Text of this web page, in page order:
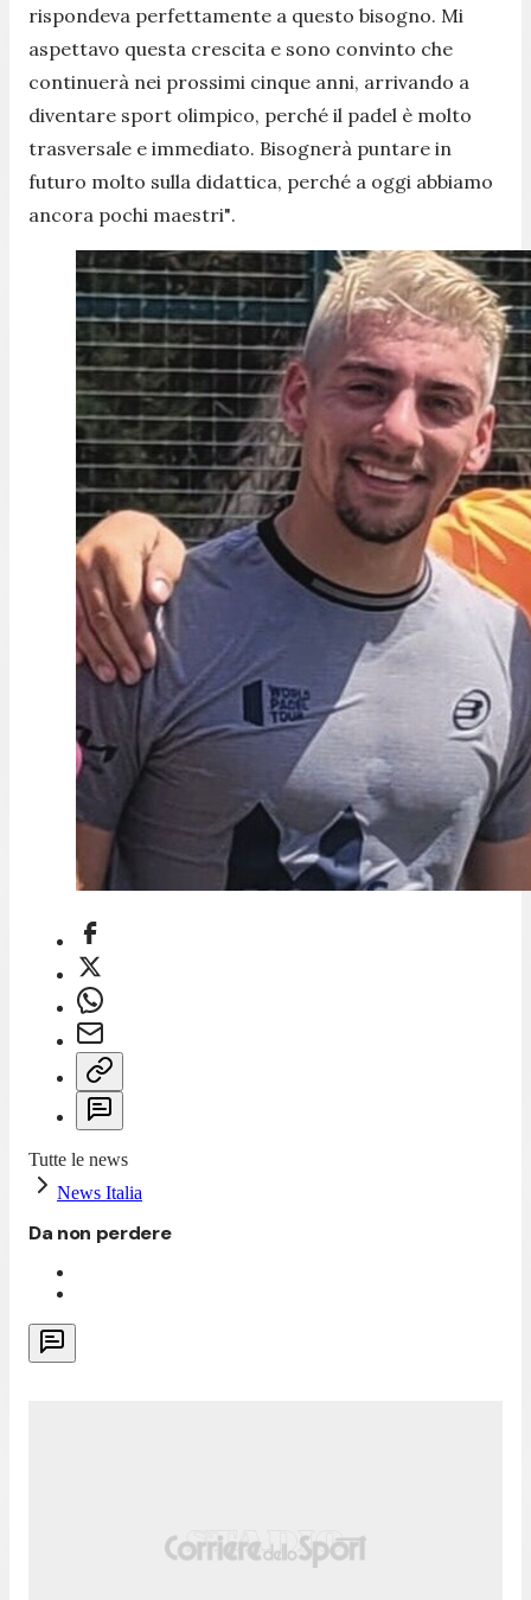
rispondeva perfettamente a questo bisogno. Mi
aspettavo questa crescita e sono convinto che
continuerà nei prossimi cinque anni, arrivando a
diventare sport olimpico, perché il padel è molto
trasversale e immediato. Bisognerà puntare in
futuro molto sulla didattica, perché a oggi abbiamo
ancora pochi maestri".
Tutte le news
News Italia
Da non perdere